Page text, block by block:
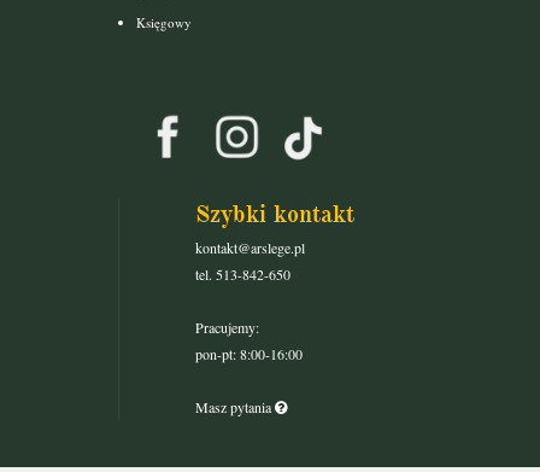
Księgowy
Szybki kontakt
kontakt@arslege.pl
tel. 513-842-650
Pracujemy:
pon-pt: 8:00-16:00
Masz pytania